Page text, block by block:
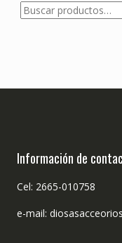
Buscar
por:
Información de
Cel: 2665-010758
e-mail: